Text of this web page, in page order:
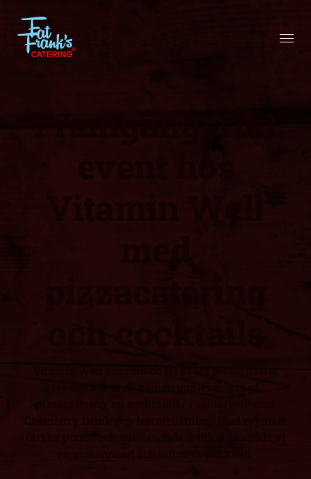
Framgångsrikt
event hos
och cocktails
Vitamin Well anordnade ett event för 60 gäster
färska pizzor och välblandade drinkar skapade vi